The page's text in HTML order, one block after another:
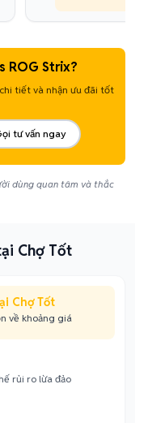
ROG Strix?
tiết và nhận ưu đãi tốt
tư vấn ngay
dùng quan tâm và thắc
Chợ Tốt
Chợ Tốt
về khoảng giá
rủi ro lừa đảo